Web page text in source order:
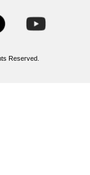
Reserved.